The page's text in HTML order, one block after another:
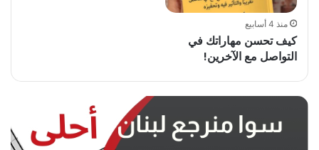
منذ 4 أسابيع
كيف تحسن مهاراتك في
التواصل مع الآخرين!